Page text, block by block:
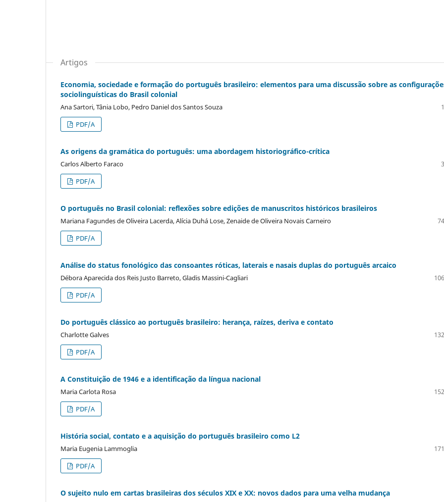
Artigos
Economia, sociedade e formação do português brasileiro: elementos para uma discussão sobre as
sociolinguísticas do Brasil colonial
Ana Sartori, Tânia Lobo, Pedro Daniel dos Santos Souza
PDF/A
As origens da gramática do português: uma abordagem historiográfico-crítica
Carlos Alberto Faraco
PDF/A
O português no Brasil colonial: reflexões sobre edições de manuscritos históricos brasileiros
Mariana Fagundes de Oliveira Lacerda, Alícia Duhá Lose, Zenaide de Oliveira Novais Carneiro
PDF/A
Análise do status fonológico das consoantes róticas, laterais e nasais duplas do português arcaico
Débora Aparecida dos Reis Justo Barreto, Gladis Massini-Cagliari
PDF/A
Do português clássico ao português brasileiro: herança, raízes, deriva e contato
Charlotte Galves
PDF/A
A Constituição de 1946 e a identificação da língua nacional
Maria Carlota Rosa
PDF/A
História social, contato e a aquisição do português brasileiro como L2
Maria Eugenia Lammoglia
PDF/A
O sujeito nulo em cartas brasileiras dos séculos XIX e XX: novos dados para uma velha mudança